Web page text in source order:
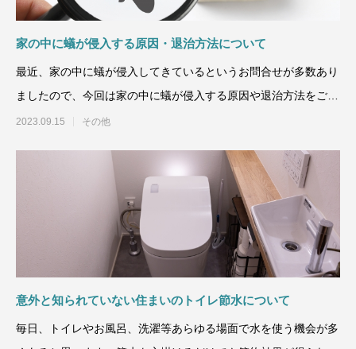
家の中に蟻が侵入する原因・退治方法について
最近、家の中に蟻が侵入してきているというお問合せが多数あり
ましたので、今回は家の中に蟻が侵入する原因や退治方法をご紹
介致します。蟻
2023.09.15 その他
意外と知られていない住まいのトイレ節水について
毎日、トイレやお風呂、洗濯等あらゆる場面で水を使う機会が多